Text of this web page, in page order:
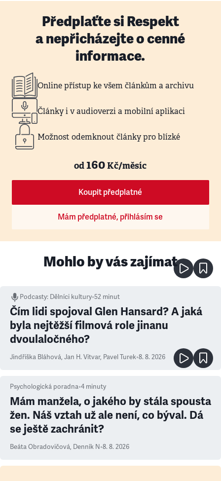
Předplaťte si Respekt
a nepřicházejte o cenné
informace.
Online přístup ke všem článkům a archivu
Články i v audioverzi a mobilní aplikaci
Možnost odemknout články pro blízké
od160Kč/měsíc
Koupit předplatné
Mám předplatné, přihlásím se
Mohlo by vás zajímat
Podcasty: Dělníci kultury•52 minut
Čím lidi spojoval Glen Hansard? A jaká
byla nejtěžší filmová role jinanu
dvoulaločného?
Jindřiška Bláhová, Jan H. Vitvar, Pavel Turek•8. 8. 2026
Psychologická poradna•4 minuty
Mám manžela, o jakého by stála spousta
žen. Náš vztah už ale není, co býval. Dá
se ještě zachránit?
Beáta Obradovičová, Denník N•8. 8. 2026